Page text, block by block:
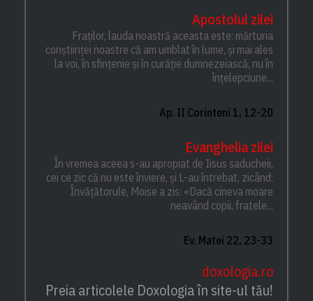
Apostolul zilei
Fraților, lauda noastră aceasta este: mărturia
conștiinței noastre că am umblat în lume, și mai ales
la voi, în sfințenie și în curăție dumnezeiască, nu în
înțelepciune...
Ap. II Corinteni 1, 12-20
Evanghelia zilei
În vremea aceea s-au apropiat de Iisus saducheii,
cei ce zic că nu este înviere, și L-au întrebat, zicând:
Învățătorule, Moise a zis: «Dacă cineva moare
neavând copii, fratele...
Ev. Matei 22, 23-33
doxologia.ro
Preia articolele Doxologia în site-ul tău!